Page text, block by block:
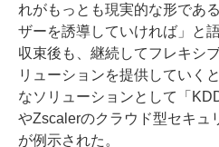
れがもっとも現実的な形であ
ザーを誘導していければ」と
収束後も、継続してフレキシ
リューションを提供していく
なソリューションとして「
やZscalerのクラウド型セキュ
が例示された。